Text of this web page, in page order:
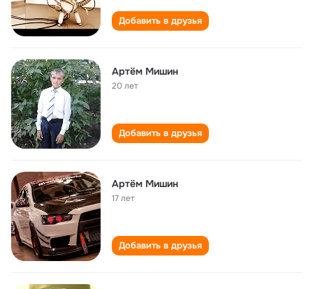
Добавить в друзья
Артём Мишин
20 лет
Добавить в друзья
Артём Мишин
17 лет
Добавить в друзья